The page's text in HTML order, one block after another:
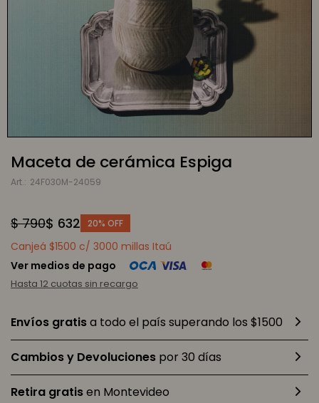
Maceta de cerámica Espiga
24F030M-24059
$ 632
$ 790 20
Canjeá $1500 c/ 3000 millas Itaú
Ver medios de pago
Hasta 12 cuotas sin recargo
Envíos gratisa todo el país superando los $1500
Cambios y Devoluciones por 30 días
Retira gratisen Montevideo